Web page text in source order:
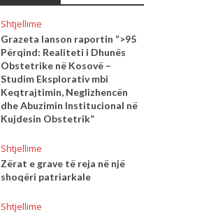
Shtjellime
Grazeta lanson raportin “>95
Përqind: Realiteti i Dhunës
Obstetrike në Kosovë –
Studim Eksplorativ mbi
Keqtrajtimin, Neglizhencën
dhe Abuzimin Institucional në
Kujdesin Obstetrik”
Shtjellime
Zërat e grave të reja në një
shoqëri patriarkale
Shtjellime